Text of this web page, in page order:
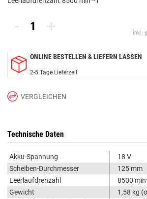
- +
inkl.
ONLINE BESTELLEN & LIEFERN LASSEN
2-5 Tage Lieferzeit
VERGLEICHEN
Technische Daten
Akku-Spannung
18 V
Scheiben-Durchmesser
125 mm
Leerlaufdrehzahl
8500
Gewicht
1,58 kg